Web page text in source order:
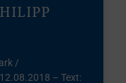
/
– Text: